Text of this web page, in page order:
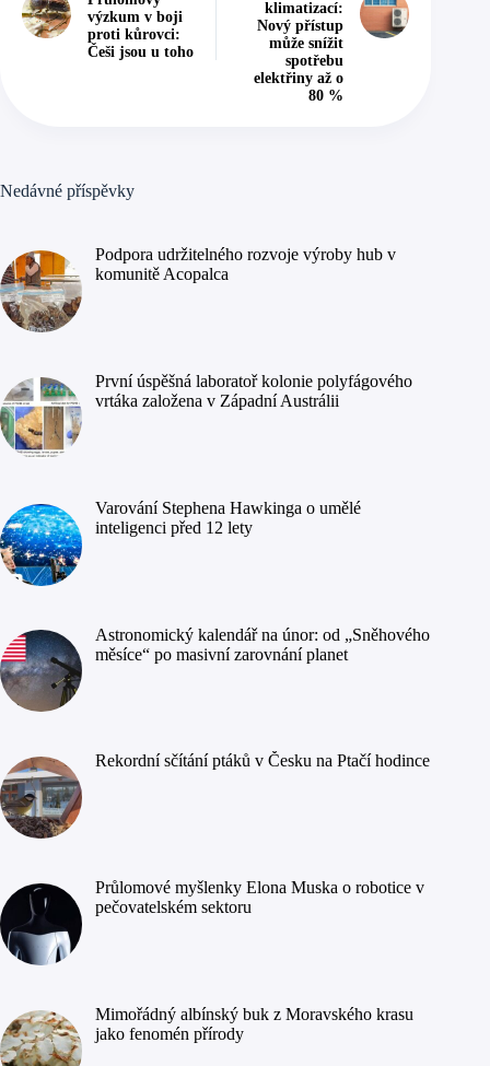
výzkum v boji
proti kůrovci:
Češi jsou u toho
klimatizací:
Nový přístup
může snížit
spotřebu
elektřiny až o
80 %
Nedávné příspěvky
Podpora udržitelného rozvoje výroby hub v
komunitě Acopalca
První úspěšná laboratoř kolonie polyfágového
vrtáka založena v Západní Austrálii
Varování Stephena Hawkinga o umělé
inteligenci před 12 lety
Astronomický kalendář na únor: od „Sněhového
měsíce“ po masivní zarovnání planet
Rekordní sčítání ptáků v Česku na Ptačí hodince
Průlomové myšlenky Elona Muska o robotice v
pečovatelském sektoru
Mimořádný albínský buk z Moravského krasu
jako fenomén přírody